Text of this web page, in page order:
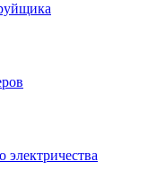
электричества